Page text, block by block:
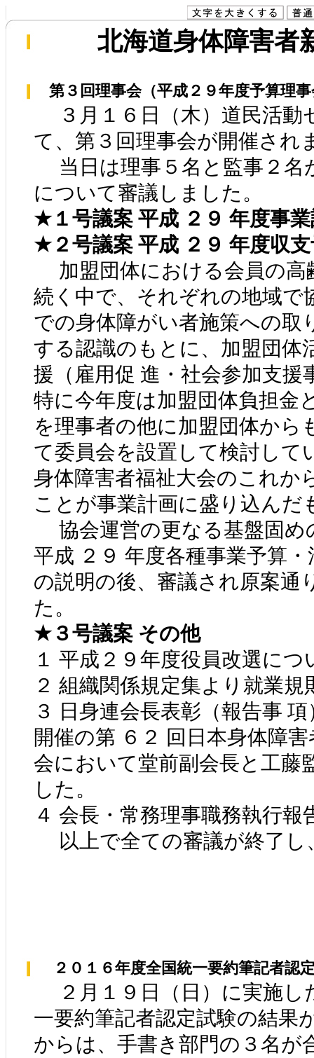
北海道身体障害者
第３回理事会（平成２９年度予算理
３月１６日（木）道民活動
て、第３回理事会が開催され
当日は理事５名と監事２名
について審議しました。
★１号議案 平成 ２９ 年度事
★２号議案 平成 ２９ 年度収
加盟団体における会員の高
続く中で、それぞれの地域で
での身体障がい者施策への取
する認識のもとに、加盟団体
援（雇用促 進・社会参加支援
特に今年度は加盟団体負担金
を理事者の他に加盟団体から
て委員会を設置して検討して
身体障害者福祉大会のこれか
ことが事業計画に盛り込んだ
協会運営の更なる基盤固め
平成 ２９ 年度各種事業予算
の説明の後、審議され原案通
た。
★３号議案 その他
１ 平成２９年度役員改選につ
２ 組織関係規定集より就業
３ 日身連会長表彰（報告事
開催の第 ６２ 回日本身体障
会において堂前副会長と工藤
した。
４ 会長・常務理事職務執行報
以上で全ての審議が終了し
２０１６年度全国統一要約筆記者認
２月１９日（日）に実施し
一要約筆記者認定試験の結果
からは、手書き部門の３名が